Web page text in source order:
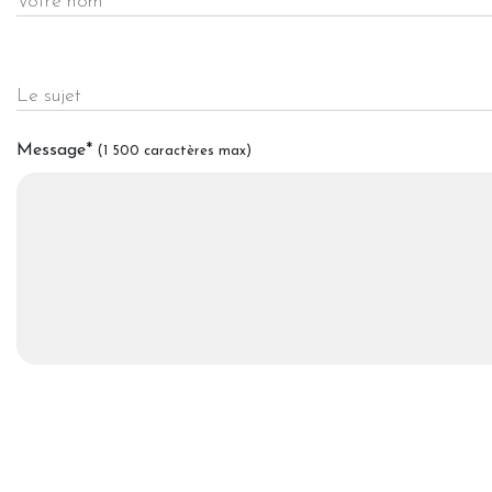
Le sujet
Message* (1 500 caractères max)